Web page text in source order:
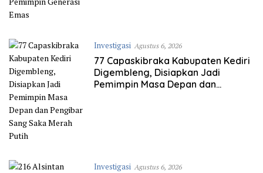
Investigasi Agustus 6, 2026
77 Capaskibraka Kabupaten Kediri
Digembleng, Disiapkan Jadi
Pemimpin Masa Depan dan
Investigasi Agustus 6, 2026